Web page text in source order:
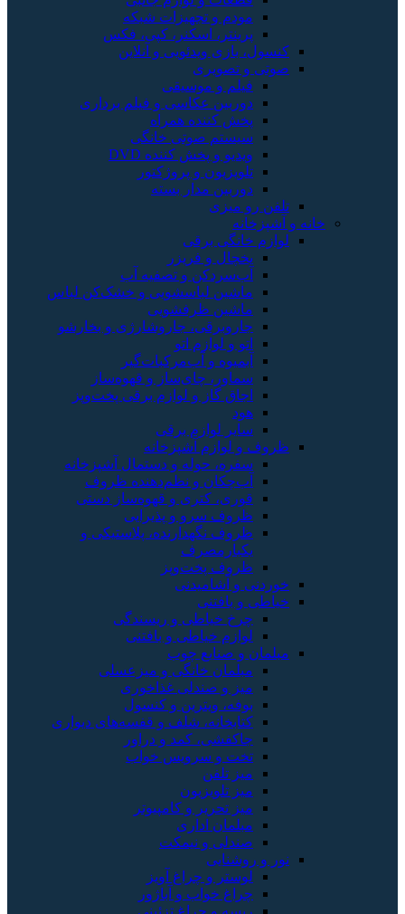
مودم و تجهیزات شبکه
پرینتر، اسکنر، کپی، فکس
کنسول، بازی‌ ویدئویی و آنلاین
صوتی و تصویری
فیلم و موسیقی
دوربین عکاسی و فیلم برداری
پخش کننده همراه
سیستم صوتی خانگی
ویدیو و پخش کننده DVD
تلویزیون و پروژکتور
دوربین مدار بسته
تلفن رو میزی
خانه و آشپزخانه
لوازم خانگی برقی
یخچال و فریزر
آب‌سردکن و تصفیه آب
ماشین لباسشویی و خشک‌کن لباس
ماشین ظرفشویی
جاروبرقی، جاروشارژی و بخارشو
اتو و لوازم اتو
آبمیوه و آب‌مرکبات‌گیر
سماور، چای‌ساز و قهوه‌ساز
اجاق گاز و لوازم برقی پخت‌وپز
هود
سایر لوازم برقی
ظروف و لوازم آشپزخانه
سفره، حوله و دستمال آشپزخانه
آب‌چکان و نظم‌دهنده ظروف
قوری، کتری و قهوه‌ساز دستی
ظروف سرو و پذیرایی
ظروف نگهدارنده، پلاستیکی و
یکبارمصرف
ظروف پخت‌وپز
خوردنی و آشامیدنی
خیاطی و بافتنی
چرخ خیاطی و ریسندگی
لوازم خیاطی و بافتنی
مبلمان و صنایع چوب
مبلمان خانگی و میزعسلی
میز و صندلی غذاخوری
بوفه، ویترین و کنسول
کتابخانه، شلف و قفسه‌های دیواری
جاکفشی، کمد و دراور
تخت و سرویس خواب
میز تلفن
میز تلویزیون
میز تحریر و کامپیوتر
مبلمان اداری
صندلی و نیمکت
نور و روشنایی
لوستر و چراغ آویز
چراغ خواب و آباژور